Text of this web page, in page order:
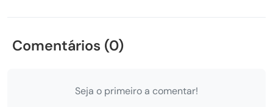
Comentários (0)
Seja o primeiro a comentar!